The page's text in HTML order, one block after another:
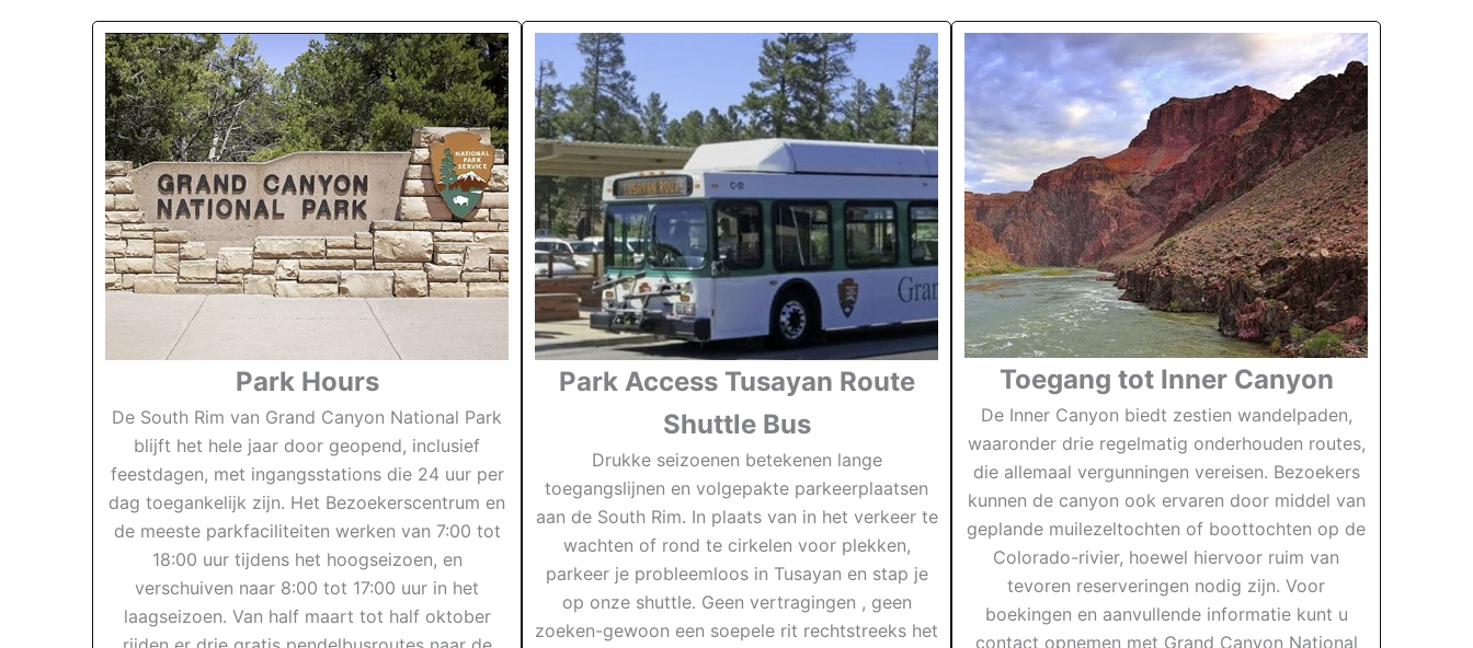
Park Hours
De South Rim van Grand Canyon National Park
blijft het hele jaar door geopend, inclusief
feestdagen, met ingangsstations die 24 uur per
dag toegankelijk zijn. Het Bezoekerscentrum en
de meeste parkfaciliteiten werken van 7:00 tot
18:00 uur tijdens het hoogseizoen, en
verschuiven naar 8:00 tot 17:00 uur in het
laagseizoen. Van half maart tot half oktober
Park Access Tusayan Route
Shuttle Bus
Drukke seizoenen betekenen lange
toegangslijnen en volgepakte parkeerplaatsen
aan de South Rim. In plaats van in het verkeer te
wachten of rond te cirkelen voor plekken,
parkeer je probleemloos in Tusayan en stap je
op onze shuttle. Geen vertragingen , geen
zoeken-gewoon een soepele rit rechtstreeks het
Toegang tot Inner Canyon
De Inner Canyon biedt zestien wandelpaden,
waaronder drie regelmatig onderhouden routes,
die allemaal vergunningen vereisen. Bezoekers
kunnen de canyon ook ervaren door middel van
geplande muilezeltochten of boottochten op de
Colorado-rivier, hoewel hiervoor ruim van
tevoren reserveringen nodig zijn. Voor
boekingen en aanvullende informatie kunt u
contact opnemen met Grand Canyon National